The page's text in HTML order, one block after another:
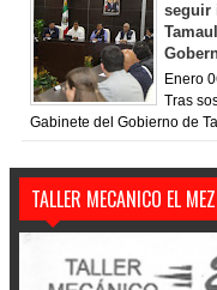
seguir
Enero
Tras
Gabinete del Gobierno de
TALLER MECANICO EL